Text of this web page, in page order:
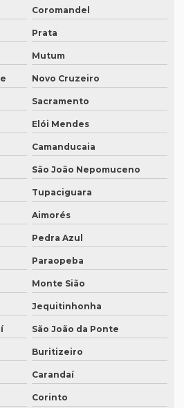
áudio para -texto
simultanea
portátil
preço
simultânea
para tradução simultânea
simultânea sp
paulo
brasília
campinas
curitiba
porto alegre
Coromandel
Prata
Mutum
Novo Cruzeiro
Sacramento
Elói Mendes
Camanducaia
São João Nepomuceno
Tupaciguara
Aimorés
Pedra Azul
Paraopeba
Monte Sião
Jequitinhonha
São João da Ponte
Buritizeiro
Carandaí
Corinto